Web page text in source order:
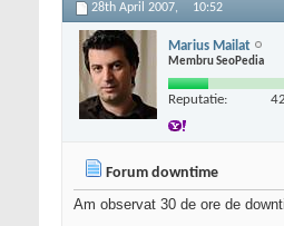
28th April 2007, 10:52
Marius Mailat
Membru SeoPedia
Reputatie: 42
Forum downtime
Am observat 30 de ore de